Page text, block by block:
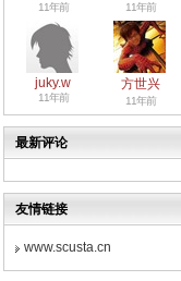
11年前 11年前
juky.w
11年前
方世兴
11年前
最新评论
友情链接
www.scusta.cn